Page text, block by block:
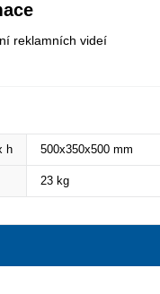
reklamních videí
h 500x350x500 mm
23 kg